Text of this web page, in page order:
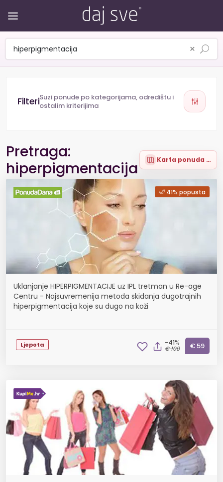
×
Suzi ponude po kategorijama, odredištu i
ostalim kriterijima
Pretraga:
hiperpigmentacija
Karta ponuda (2)
41% popusta
Uklanjanje HIPERPIGMENTACIJE uz IPL tretman u Re-age
Centru - Najsuvremenija metoda skidanja dugotrajnih
hiperpigmentacija koje su dugo na koži
Ljepota -41%
€ 100 € 59